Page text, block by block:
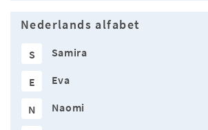
Nederlands alfabet
S Samira
E Eva
N
Naomi